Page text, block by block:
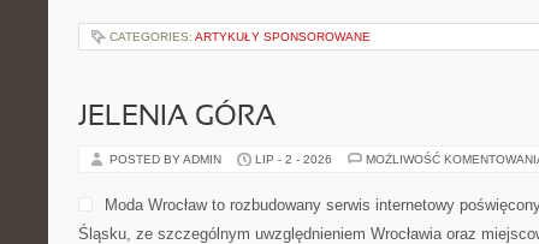
CATEGORIES: ARTYKUŁY SPONSOROWANE
JELENIA GÓRA
POSTED BY ADMIN LIP - 2 - 2026 MOŻLIWOŚĆ
Moda Wrocław to rozbudowany serwis internetowy
Śląsku, ze szczególnym uwzględnieniem Wrocławia oraz